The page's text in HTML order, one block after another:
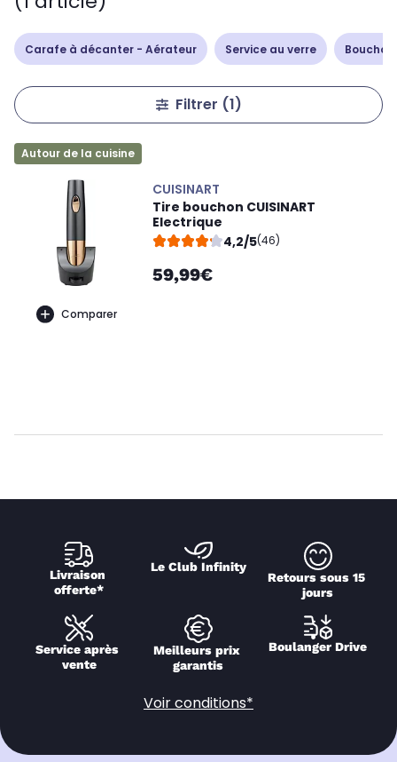
Carafe à décanter - Aérateur Service au verre
Filtrer (1)
Autour de la cuisine
Comparer
CUISINART
Tire bouchon CUISINART
Electrique
4,2/5(46)
59,99€
Livraison
offerte*
Le Club Infinity
Retours sous 15
jours
Service après
vente
Meilleurs prix
garantis
Boulanger Drive
Voir conditions*